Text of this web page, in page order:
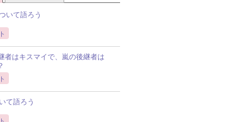
いて語ろう
者はキスマイで、嵐の後継者は
て語ろう